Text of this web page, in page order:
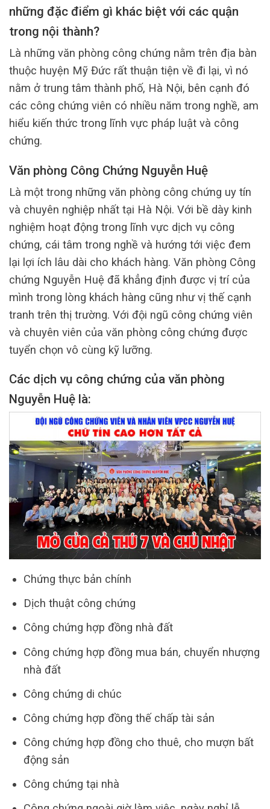
những đặc điểm gì khác biệt với các quận
trong nội thành?
Là những văn phòng công chứng nằm trên địa bàn
thuộc huyện Mỹ Đức rất thuận tiện về đi lại, vì nó
nằm ở trung tâm thành phố, Hà Nội, bên cạnh đó
các công chứng viên có nhiều năm trong nghề, am
hiểu kiến thức trong lĩnh vực pháp luật và công
chứng.
Văn phòng Công Chứng Nguyễn Huệ
Là một trong những văn phòng công chứng uy tín
và chuyên nghiệp nhất tại Hà Nội. Với bề dày kinh
nghiệm hoạt động trong lĩnh vực dịch vụ công
chứng, cái tâm trong nghề và hướng tới việc đem
lại lợi ích lâu dài cho khách hàng. Văn phòng Công
chứng Nguyễn Huệ đã khẳng định được vị trí của
mình trong lòng khách hàng cũng như vị thế cạnh
tranh trên thị trường. Với đội ngũ công chứng viên
và chuyên viên của văn phòng công chứng được
tuyển chọn vô cùng kỹ lưỡng.
Các dịch vụ công chứng của văn phòng
Nguyễn Huệ là:
Chứng thực bản chính
Dịch thuật công chứng
Công chứng hợp đồng nhà đất
Công chứng hợp đồng mua bán, chuyển nhượng
nhà đất
Công chứng di chúc
Công chứng hợp đồng thế chấp tài sản
Công chứng hợp đồng cho thuê, cho mượn bất
động sản
Công chứng tại nhà